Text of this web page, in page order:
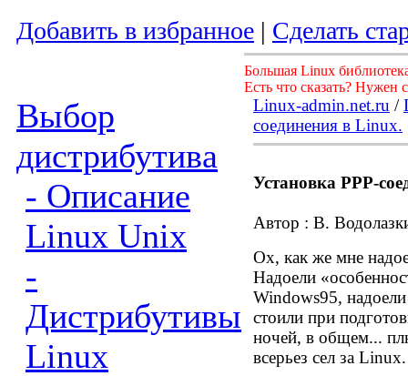
Добавить в избранное | Сделать
Большая Linux
Есть что сказать? Нужен
Выбор
дистрибутива
- Описание
Linux Unix
-
Дистрибутивы
Linux
Linux-admin.net.ru /
соединения в Linux.
Установка PPP-
Автор : В.
Ох, как же мне
Надоели
Windows95,
стоили при
ночей, в общем...
всерьез сел за Linux.